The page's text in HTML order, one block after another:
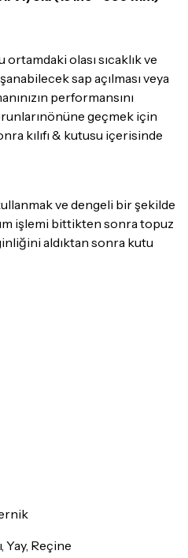
kategorilerine göre farklılık
önce ilgili ürünün
ettiğinizden emin olun.
olası sıcaklık ve
sap açılması veya
performansını
geçmek için
kılıfı & kutusu içerisinde
ve dengeli bir şekilde
işlemi bittikten sonra topuz
aldıktan sonra kutu
Yay, Reçine